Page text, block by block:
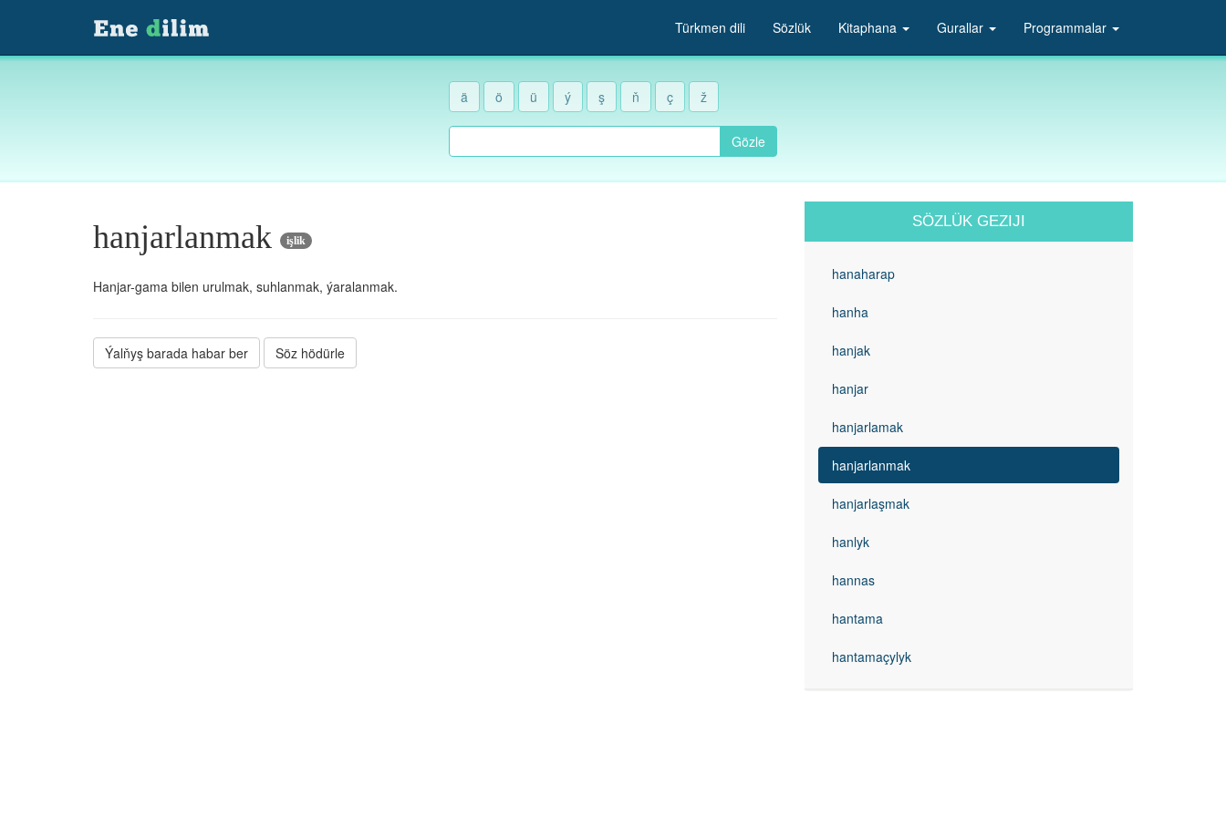
Türkmen dili Sözlük Kitaphana Gurallar Programmalar
ä ö ü ý ş ň ç ž
Gözle
hanjarlanmak işlik
Hanjar-gama bilen urulmak, suhlanmak, ýaralanmak.
Ýalňyş barada habar ber Söz hödürle
SÖZLÜK GEZIJI
hanaharap
hanha
hanjak
hanjar
hanjarlamak
hanjarlanmak
hanjarlaşmak
hanlyk
hannas
hantama
hantamaçylyk